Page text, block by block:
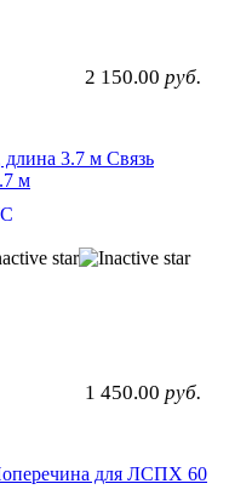
2 150.00 руб.
Связь
м
1 450.00 руб.
для ЛСПХ 60